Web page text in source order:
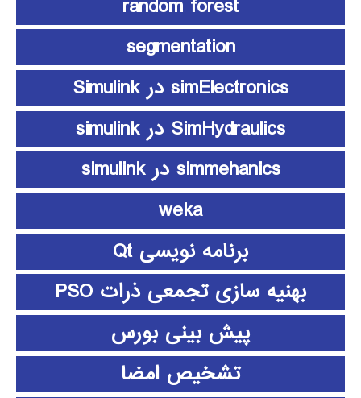
random forest
segmentation
simElectronics در Simulink
SimHydraulics در simulink
simmehanics در simulink
weka
برنامه نویسی Qt
بهنیه سازی تجمعی ذرات PSO
پیش بینی بورس
تشخیص امضا